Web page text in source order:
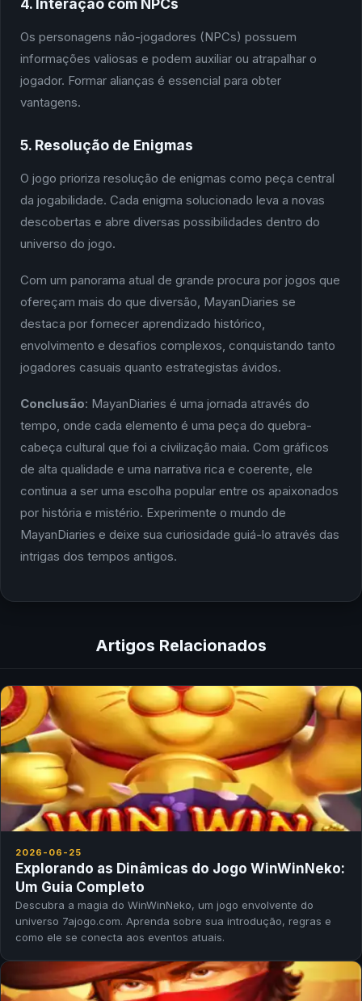
4. Interação com NPCs
Os personagens não-jogadores (NPCs) possuem
informações valiosas e podem auxiliar ou atrapalhar o
jogador. Formar alianças é essencial para obter
vantagens.
5. Resolução de Enigmas
O jogo prioriza resolução de enigmas como peça central
da jogabilidade. Cada enigma solucionado leva a novas
descobertas e abre diversas possibilidades dentro do
universo do jogo.
Com um panorama atual de grande procura por jogos que
ofereçam mais do que diversão, MayanDiaries se
destaca por fornecer aprendizado histórico,
envolvimento e desafios complexos, conquistando tanto
jogadores casuais quanto estrategistas ávidos.
Conclusão: MayanDiaries é uma jornada através do
tempo, onde cada elemento é uma peça do quebra-
cabeça cultural que foi a civilização maia. Com gráficos
de alta qualidade e uma narrativa rica e coerente, ele
continua a ser uma escolha popular entre os apaixonados
por história e mistério. Experimente o mundo de
MayanDiaries e deixe sua curiosidade guiá-lo através das
intrigas dos tempos antigos.
Artigos Relacionados
2026-06-25
Explorando as Dinâmicas do Jogo WinWinNeko:
Um Guia Completo
Descubra a magia do WinWinNeko, um jogo envolvente do
universo 7ajogo.com. Aprenda sobre sua introdução, regras e
como ele se conecta aos eventos atuais.